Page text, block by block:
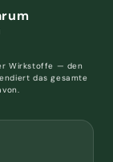
Wirkstoffe — den
das gesamte